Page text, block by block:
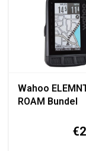
Wahoo
ROAM Bundel
TICKR Stealth